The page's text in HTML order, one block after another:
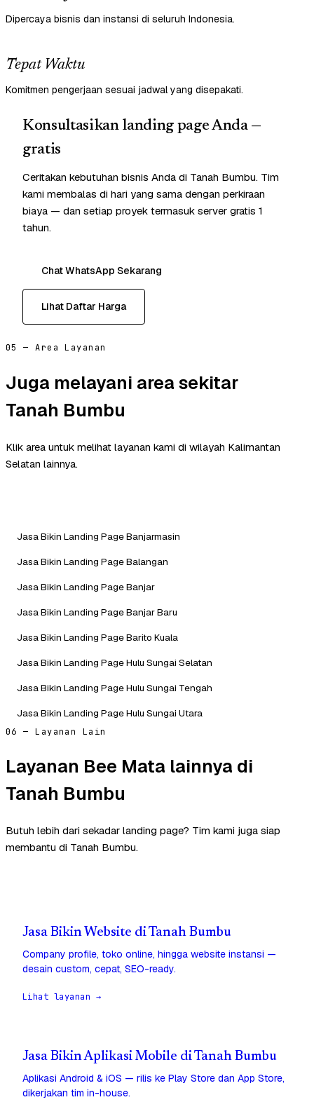
Dipercaya bisnis dan instansi di seluruh Indonesia.
Tepat Waktu
Komitmen pengerjaan sesuai jadwal yang disepakati.
Konsultasikan landing page Anda —
gratis
Ceritakan kebutuhan bisnis Anda di Tanah Bumbu. Tim
kami membalas di hari yang sama dengan perkiraan
biaya — dan setiap proyek termasuk server gratis 1
tahun.
Chat WhatsApp Sekarang
Lihat Daftar Harga
05 — Area Layanan
Juga melayani area sekitar
Tanah Bumbu
Klik area untuk melihat layanan kami di wilayah Kalimantan
Selatan lainnya.
Jasa Bikin Landing Page Banjarmasin
Jasa Bikin Landing Page Balangan
Jasa Bikin Landing Page Banjar
Jasa Bikin Landing Page Banjar Baru
Jasa Bikin Landing Page Barito Kuala
Jasa Bikin Landing Page Hulu Sungai Selatan
Jasa Bikin Landing Page Hulu Sungai Tengah
Jasa Bikin Landing Page Hulu Sungai Utara
06 — Layanan Lain
Layanan Bee Mata lainnya di
Tanah Bumbu
Butuh lebih dari sekadar landing page? Tim kami juga siap
membantu di Tanah Bumbu.
Jasa Bikin Website di Tanah Bumbu
Company profile, toko online, hingga website instansi —
desain custom, cepat, SEO-ready.
Lihat layanan →
Jasa Bikin Aplikasi Mobile di Tanah Bumbu
Aplikasi Android & iOS — rilis ke Play Store dan App Store,
dikerjakan tim in-house.